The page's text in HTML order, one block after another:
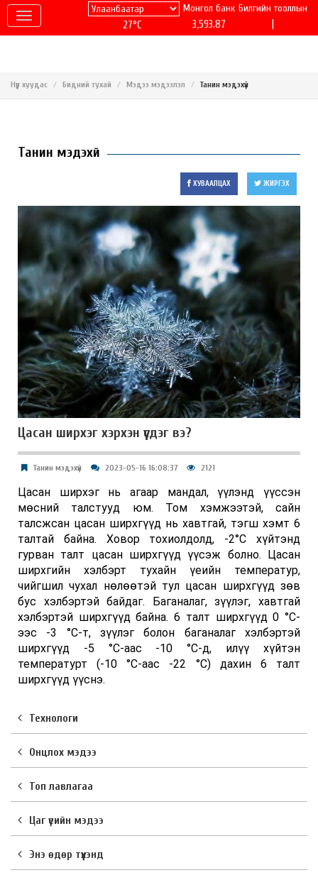
27°C
Монгол банк
3,593.87
Билгийн тооллын
Нүүр хуудас Бидний тухай Мэдээ мэдээлэл Танин мэдэхүй
Танин мэдэхүй
ХУВААЛЦАХ ЖИРГЭХ
Цасан ширхэг хэрхэн үүсдэг вэ?
Танин мэдэхүй 2023-05-16 16:08:37 2121
Цасан ширхэг нь агаар мандал, үүлэнд үүссэн
мөсний талстууд юм. Том хэмжээтэй, сайн
талсжсан цасан ширхгүүд нь хавтгай, тэгш хэмт 6
талтай байна. Ховор тохиолдолд, -2°C хүйтэнд
гурван талт цасан ширхгүүд үүсэж болно. Цасан
ширхгийн хэлбэрт тухайн үеийн температур,
чийгшил чухал нөлөөтэй тул цасан ширхгүүд зөв
бус хэлбэртэй байдаг. Баганалаг, зүүлэг, хавтгай
хэлбэртэй ширхгүүд байна. 6 талт ширхгүүд 0 °C-
ээс -3 °C-т, зүүлэг болон баганалаг хэлбэртэй
ширхгүүд -5 °C-аас -10 °C-д, илүү хүйтэн
температурт (-10 °C-аас -22 °C) дахин 6 талт
ширхгүүд үүснэ.
Технологи
Онцлох мэдээ
Топ лавлагаа
Цаг үеийн мэдээ
Энэ өдөр түүхэнд